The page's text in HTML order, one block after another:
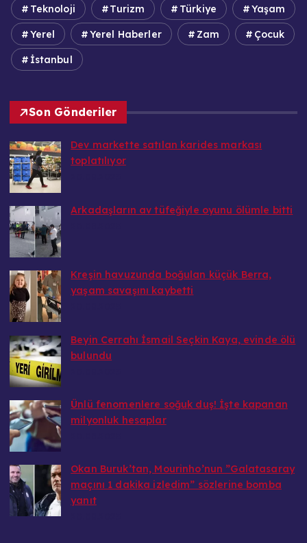
Teknoloji Turizm Türkiye Yaşam
Yerel Yerel Haberler Zam Çocuk
İstanbul
Son Gönderiler
Dev markette satılan karides markası
toplatılıyor
Arkadaşların av tüfeğiyle oyunu ölümle bitti
Kreşin havuzunda boğulan küçük Berra,
yaşam savaşını kaybetti
Beyin Cerrahı İsmail Seçkin Kaya, evinde ölü
bulundu
Ünlü fenomenlere soğuk duş! İşte kapanan
milyonluk hesaplar
Okan Buruk’tan, Mourinho’nun ”Galatasaray
maçını 1 dakika izledim” sözlerine bomba
yanıt